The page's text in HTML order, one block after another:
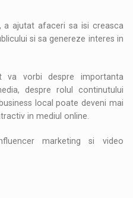
a ajutat afaceri sa isi creasca
si sa genereze interes in
va vorbi despre importanta
despre rolul continutului
local poate deveni mai
in mediul online.
marketing si video